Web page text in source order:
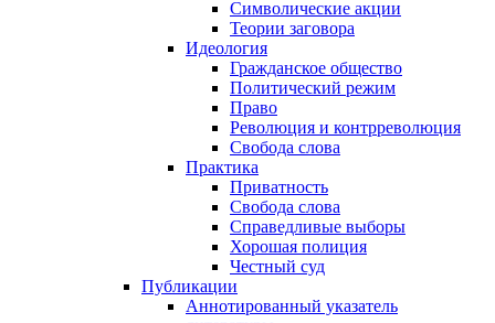
Символические акции
Теории заговора
Идеология
Гражданское общество
Политический режим
Право
Революция и контрреволюция
Свобода слова
Практика
Приватность
Свобода слова
Справедливые выборы
Хорошая полиция
Честный суд
Публикации
Аннотированный указатель